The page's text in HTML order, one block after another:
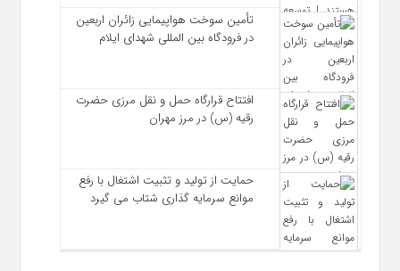
تأمین سوخت هواپیمایی زائران اربعین
در فرودگاه بین المللی شهدای ایلام
افتتاح قرارگاه حمل‌ و نقل مرزی حضرت
رقیه (س) در مرز مهران
حمایت از تولید و تثبیت اشتغال با رفع
موانع سرمایه‌ گذاری شتاب می‌ گیرد